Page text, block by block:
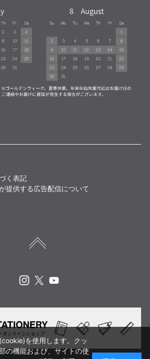
く表記
提供する広告配信について
を使用します。クッ
の機能および、サイトの使